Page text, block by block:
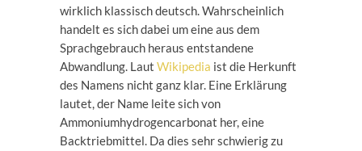
wirklich klassisch deutsch. Wahrscheinlich
handelt es sich dabei um eine aus dem
Sprachgebrauch heraus entstandene
Abwandlung. Laut Wikipedia ist die Herkunft
des Namens nicht ganz klar. Eine Erklärung
lautet, der Name leite sich von
Ammoniumhydrogencarbonat her, eine
Backtriebmittel. Da dies sehr schwierig zu